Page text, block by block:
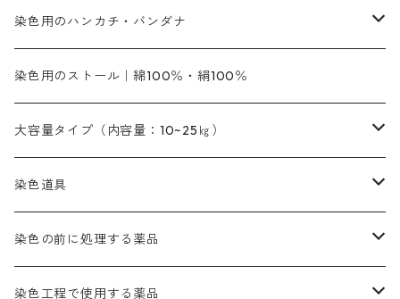
紫色系
緑色系
茶色系
橙色系
緑色系
茶色系
灰色系
黒色系
茶色｜20g入りのみ公開
灰色｜20g入りのみ公開
黒色
エロ―M3G｜定番の色合い
エロー ＭＧＲ｜明るい緑みの黄色
オレンジ系
オレンヂMG｜黄みの橙色
オレンヂMGD（定番の色合い）
赤色系
レットMFB｜赤色（定番の色合い）
レットMG｜黄みの朱色
青色系
ネビーブルーMB（定番の色合い）
ブルーMB（定番の色合い）
紫色系
バイオレットMFB
緑色系
ダークグリンMG（定番の色合い）
茶色系
ファストエロ―5GN（黄色）
NSBAブルー
群青
白色｜胡粉
黒色｜在庫処分特価
緑色｜在庫処分特価
茶色｜在庫処分特価
インド茜・西洋茜の個別販売
カッチ｜茶系
媒染剤
アルミ媒染剤
鉄媒染剤
ソーダ灰｜アルカリ性のPH調整剤
藍染
ぶどう糖
ハイドロサルファイトコンク
染色用途のハンカチ・バンダナ
45cm×45cm（ハンカチ）｜端の始末も綿糸｜タグなし
54cm×54cm（バンダナ）｜端の始末も綿糸｜タグなし
塩基性染料（混色可能）
ビスマークブロンB｜赤茶色
塩基性エロ―｜液体タイプ
オリジナル染料｜スス竹色｜ミキセットファストブロンGR
初心者向けお試しセット販売
インディゴピュア
アルカリ剤
ハイドロサルファイトコンク
酸性剤
染色用のハンカチ・バンダナ
45cm×45cm（ハンカチ）｜端の始末も綿糸｜タグなし
54cm×54cm（バンダナ）｜端の始末も綿糸｜タグなし
染色用のストール｜綿100％・絹100％
大容量タイプ（内容量：10~25㎏）
芒硝｜綿の染色時の吸収促進剤
ソーダ灰｜アルカリ性のPH調整剤
硫酸第一鉄｜鉄媒染剤
染色道具
刷毛
摺込み刷毛（スリコミハケ）ー夏毛（硬いタイプ）
ローケツ筆
染色の前に処理する薬品
精練剤｜汚れ落とし剤｜針状マルセル石鹸
染色工程で使用する薬品